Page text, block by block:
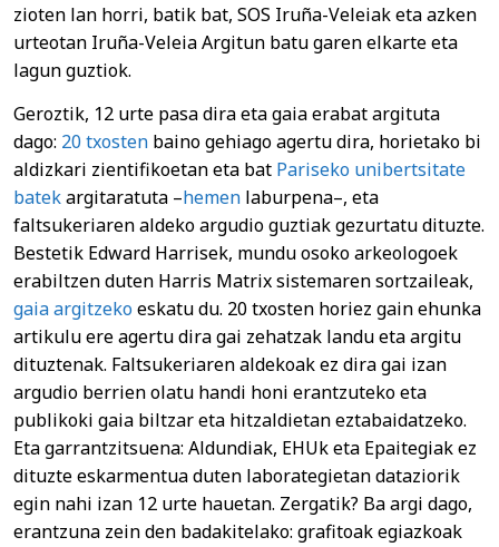
zioten lan horri, batik bat, SOS Iruña-Veleiak eta azken
urteotan Iruña-Veleia Argitun batu garen elkarte eta
lagun guztiok.
Geroztik, 12 urte pasa dira eta gaia erabat argituta
dago: 20 txosten baino gehiago agertu dira, horietako bi
aldizkari zientifikoetan eta bat Pariseko unibertsitate
batekargitaratuta –hemen laburpena–, eta
faltsukeriaren aldeko argudio guztiak gezurtatu dituzte.
Bestetik Edward Harrisek, mundu osoko arkeologoek
erabiltzen duten Harris Matrix sistemaren sortzaileak,
gaia argitzekoeskatu du. 20 txosten horiez gain ehunka
artikulu ere agertu dira gai zehatzak landu eta argitu
dituztenak. Faltsukeriaren aldekoak ez dira gai izan
argudio berrien olatu handi honi erantzuteko eta
publikoki gaia biltzar eta hitzaldietan eztabaidatzeko.
Eta garrantzitsuena: Aldundiak, EHUk eta Epaitegiak ez
dituzte eskarmentua duten laborategietan dataziorik
egin nahi izan 12 urte hauetan. Zergatik? Ba argi dago,
erantzuna zein den badakitelako: grafitoak egiazkoak